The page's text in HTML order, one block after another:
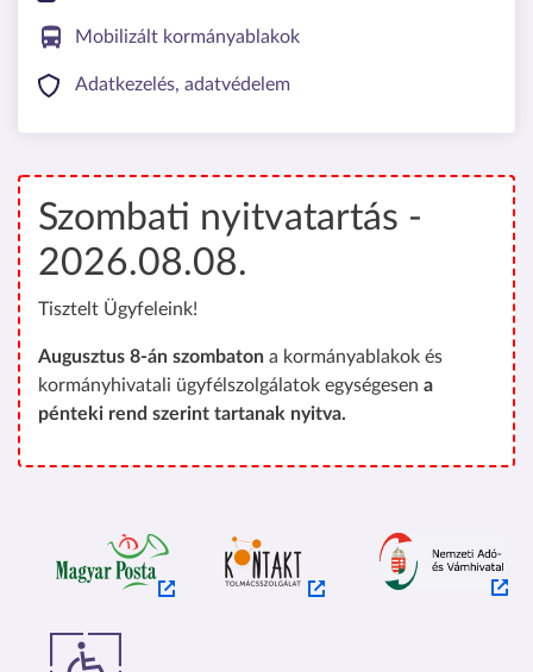
Mobilizált kormányablakok
Adatkezelés, adatvédelem
Szombati nyitvatartás -
2026.08.08.
Tisztelt Ügyfeleink!
Augusztus 8-án szombaton a kormányablakok és
kormányhivatali ügyfélszolgálatok egységesen a
pénteki rend szerint tartanak nyitva.